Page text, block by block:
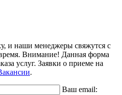
и наши менеджеры свяжутся с
Внимание! Данная форма
услуг. Заявки о приеме на
.
Ваш email: